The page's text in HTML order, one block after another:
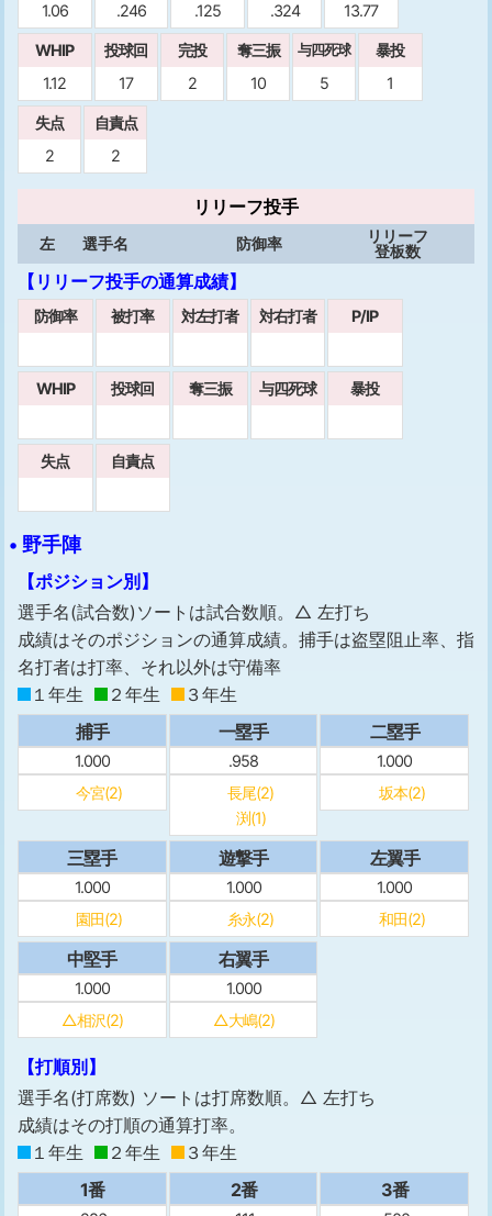
1.06
.246
.125
.324
13.77
WHIP
1.12
投球回
17
完投
2
奪三振
10
与四死球
5
暴投
1
失点
2
自責点
2
リリーフ投手
左 選手名 防御率
リリーフ
登板数
【リリーフ投手の通算成績】
防御率 被打率 対左打者 対右打者 P/IP
WHIP 投球回 奪三振 与四死球 暴投
失点 自責点
• 野手陣
【ポジション別】
選手名(試合数)ソートは試合数順。△ 左打ち
成績はそのポジションの通算成績。捕手は盗塁阻止率、指
名打者は打率、それ以外は守備率
１年生
２年生
３年生
捕手
1.000
今宮(2)
一塁手
.958
長尾(2)
渕(1)
二塁手
1.000
坂本(2)
三塁手
1.000
園田(2)
遊撃手
1.000
糸永(2)
左翼手
1.000
和田(2)
中堅手
1.000
△相沢(2)
右翼手
1.000
△大嶋(2)
【打順別】
選手名(打席数) ソートは打席数順。△ 左打ち
成績はその打順の通算打率。
１年生
２年生
３年生
1番
2番 3番